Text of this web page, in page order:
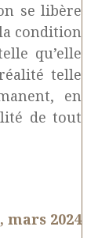
se libère
condition
qu’elle
telle
en
de tout
mars 2024